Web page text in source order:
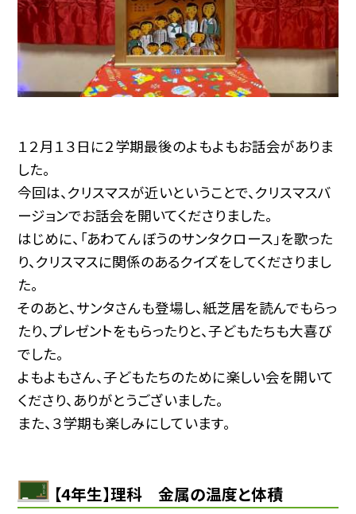
１２月１３日に２学期最後のよもよもお話会がありま
した。
今回は、クリスマスが近いということで、クリスマスバ
ージョンでお話会を開いてくださりました。
はじめに、「あわてんぼうのサンタクロース」を歌った
り、クリスマスに関係のあるクイズをしてくださりまし
た。
そのあと、サンタさんも登場し、紙芝居を読んでもらっ
たり、プレゼントをもらったりと、子どもたちも大喜び
でした。
よもよもさん、子どもたちのために楽しい会を開いて
くださり、ありがとうございました。
また、３学期も楽しみにしています。
【4年生】理科 金属の温度と体積